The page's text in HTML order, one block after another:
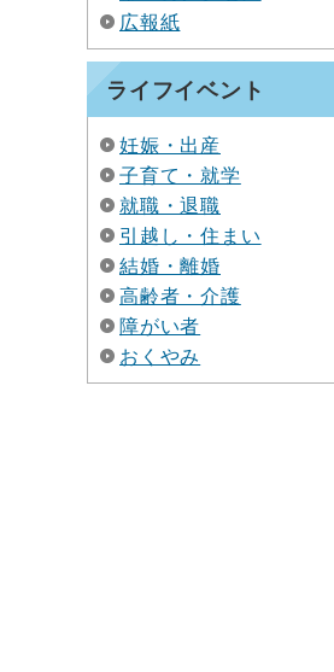
広報紙
ライフイベント
妊娠・出産
子育て・就学
就職・退職
引越し・住まい
結婚・離婚
高齢者・介護
障がい者
おくやみ